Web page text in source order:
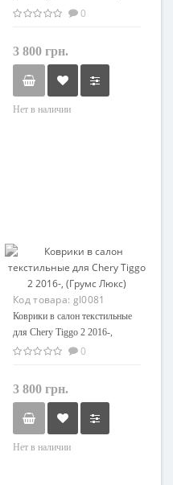
(Грумс Люкс)
0
3 800 грн.
Нет в наличии
Код товара: gl0081
Коврики в салон текстильные
для Chery Tiggo 2 2016-,
(Грумс Люкс)
0
3 800 грн.
Нет в наличии